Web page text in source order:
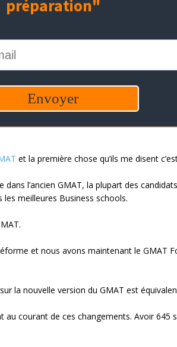
et la première chose qu’ils me disent
dans l’ancien GMAT, la plupart des
les meilleures Business schools.
et nous avons maintenant le GMAT
la nouvelle version du GMAT est
courant de ces changements. Avoir 645